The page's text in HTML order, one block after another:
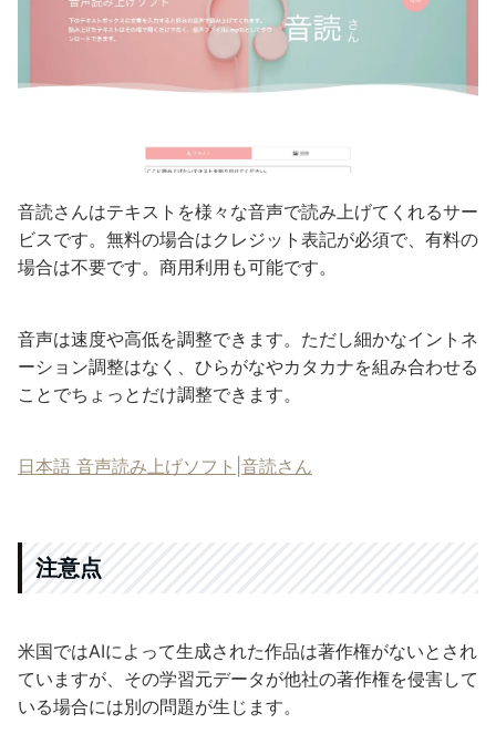
音読さんはテキストを様々な音声で読み上げてくれるサー
ビスです。無料の場合はクレジット表記が必須で、有料の
場合は不要です。商用利用も可能です。
音声は速度や高低を調整できます。ただし細かなイントネ
ーション調整はなく、ひらがなやカタカナを組み合わせる
ことでちょっとだけ調整できます。
日本語 音声読み上げソフト|音読さん
注意点
米国ではAIによって生成された作品は著作権がないとされ
ていますが、その学習元データが他社の著作権を侵害して
いる場合には別の問題が生じます。